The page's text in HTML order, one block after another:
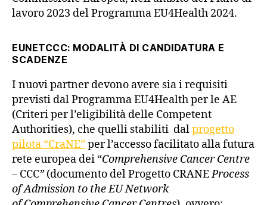
lavoro 2023 del Programma EU4Health 2024.
EUNETCCC: MODALITÀ DI CANDIDATURA E
SCADENZE
I nuovi partner devono avere sia i requisiti
previsti dal Programma EU4Health per le AE
(Criteri per l’eligibilità delle Competent
Authorities), che quelli stabiliti dalprogetto
pilota “CraNE” per l’accesso facilitato alla futura
rete europea dei “Comprehensive Cancer Centre
–CCC”(documento del Progetto CRANEProcess
of Admission to the EU Network